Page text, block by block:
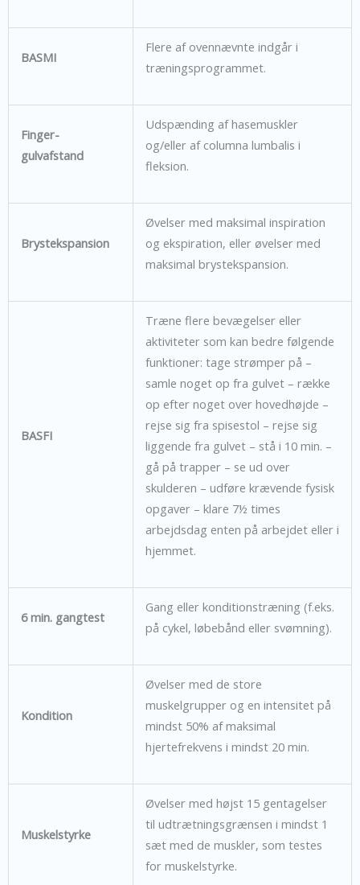
BASMI
Flere af ovennævnte indgår i
træningsprogrammet.
Finger-
gulvafstand
Udspænding af hasemuskler
og/eller af columna lumbalis i
fleksion.
Brystekspansion
Øvelser med maksimal inspiration
og ekspiration, eller øvelser med
maksimal brystekspansion.
BASFI
Træne flere bevægelser eller
aktiviteter som kan bedre følgende
funktioner: tage strømper på –
samle noget op fra gulvet – række
op efter noget over hovedhøjde –
rejse sig fra spisestol – rejse sig
liggende fra gulvet – stå i 10 min. –
gå på trapper – se ud over
skulderen – udføre krævende fysisk
opgaver – klare 7½ times
arbejdsdag enten på arbejdet eller i
hjemmet.
6 min. gangtest
Gang eller konditionstræning (f.eks.
på cykel, løbebånd eller svømning).
Kondition
Øvelser med de store
muskelgrupper og en intensitet på
mindst 50% af maksimal
hjertefrekvens i mindst 20 min.
Muskelstyrke
Øvelser med højst 15 gentagelser
til udtrætningsgrænsen i mindst 1
sæt med de muskler, som testes
for muskelstyrke.